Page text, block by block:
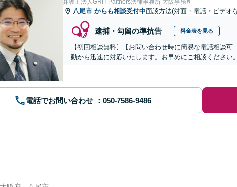
弁護士法人GRiT Partners法律事務所 大阪事務所
八尾市 からも相談受付中面談方法(対面・電話・ビデオ
逮捕・勾留の準抗告 料金表を見る
【初回相談無料】【お問い合わせ時に簡易な電話相談
動から迅速に対応いたします。お早めにご相談ください
電話でお問い合わせ